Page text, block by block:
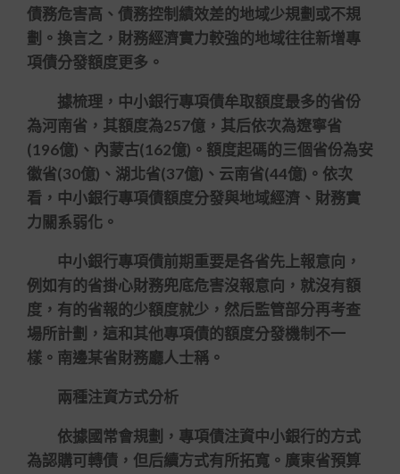
債務危害高、債務控制績效差的地域少規劃或不規
劃。換言之，財務經濟實力較強的地域往往新增專
項債分發額度更多。
據梳理，中小銀行專項債牟取額度最多的省份
為河南省，其額度為257億，其后依次為遼寧省
(196億)、內蒙古(162億)。額度起碼的三個省份為安
徽省(30億)、湖北省(37億)、云南省(44億)。依次
看，中小銀行專項債額度分發與地域經濟、財務實
力關系弱化。
中小銀行專項債前期重要是各省先上報意向，
例如有的省掛心財務兜底危害沒報意向，就沒有額
度，有的省報的少額度就少，然后監管部分再考查
場所計劃，這和其他專項債的額度分發機制不一
樣。南邊某省財務廳人士稱。
兩種注資方式分析
依據國常會規劃，專項債注資中小銀行的方式
為認購可轉債，但后續方式有所拓寬。廣東省預算